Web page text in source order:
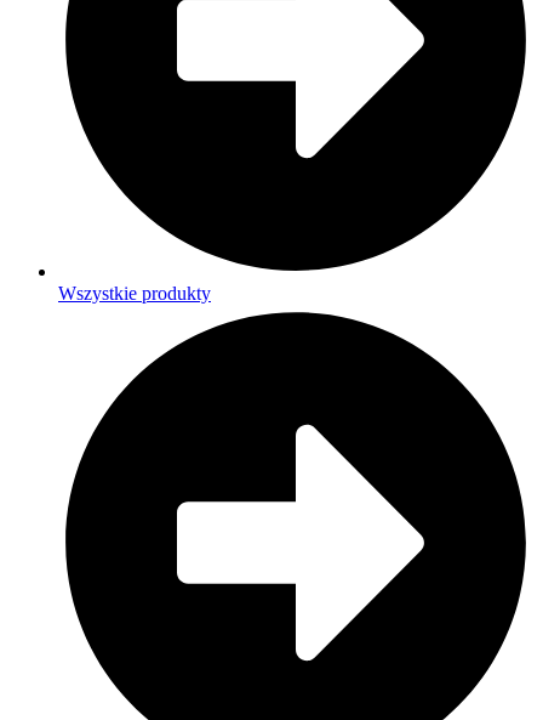
Wszystkie produkty